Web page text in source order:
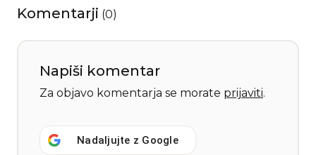
Komentarji (0)
Napiši komentar
Za objavo komentarja se morate prijaviti.
Nadaljujte z Google